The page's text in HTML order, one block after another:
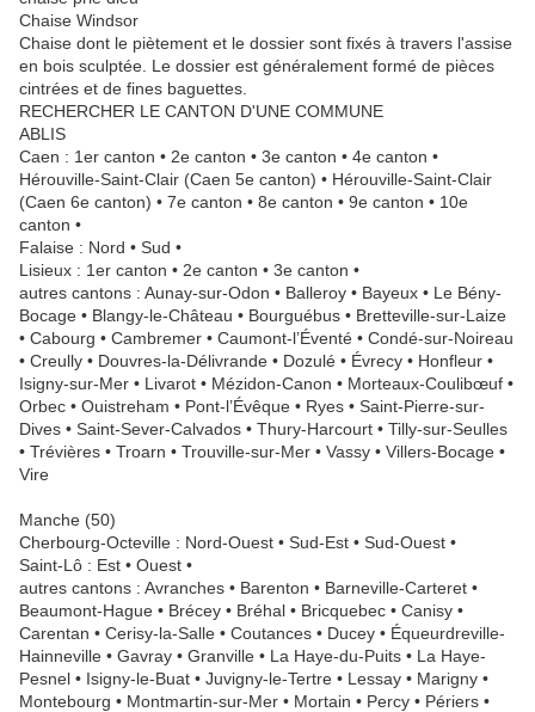
Chaise Windsor
Chaise dont le piètement et le dossier sont fixés à travers l'assise
en bois sculptée. Le dossier est généralement formé de pièces
cintrées et de fines baguettes.
RECHERCHER LE CANTON D'UNE COMMUNE
ABLIS
Caen : 1er canton • 2e canton • 3e canton • 4e canton •
Hérouville-Saint-Clair (Caen 5e canton) • Hérouville-Saint-Clair
(Caen 6e canton) • 7e canton • 8e canton • 9e canton • 10e
canton •
Falaise : Nord • Sud •
Lisieux : 1er canton • 2e canton • 3e canton •
autres cantons : Aunay-sur-Odon • Balleroy • Bayeux • Le Bény-
Bocage • Blangy-le-Château • Bourguébus • Bretteville-sur-Laize
• Cabourg • Cambremer • Caumont-l’Éventé • Condé-sur-Noireau
• Creully • Douvres-la-Délivrande • Dozulé • Évrecy • Honfleur •
Isigny-sur-Mer • Livarot • Mézidon-Canon • Morteaux-Coulibœuf •
Orbec • Ouistreham • Pont-l’Évêque • Ryes • Saint-Pierre-sur-
Dives • Saint-Sever-Calvados • Thury-Harcourt • Tilly-sur-Seulles
• Trévières • Troarn • Trouville-sur-Mer • Vassy • Villers-Bocage •
Vire
Manche (50)
Cherbourg-Octeville : Nord-Ouest • Sud-Est • Sud-Ouest •
Saint-Lô : Est • Ouest •
autres cantons : Avranches • Barenton • Barneville-Carteret •
Beaumont-Hague • Brécey • Bréhal • Bricquebec • Canisy •
Carentan • Cerisy-la-Salle • Coutances • Ducey • Équeurdreville-
Hainneville • Gavray • Granville • La Haye-du-Puits • La Haye-
Pesnel • Isigny-le-Buat • Juvigny-le-Tertre • Lessay • Marigny •
Montebourg • Montmartin-sur-Mer • Mortain • Percy • Périers •